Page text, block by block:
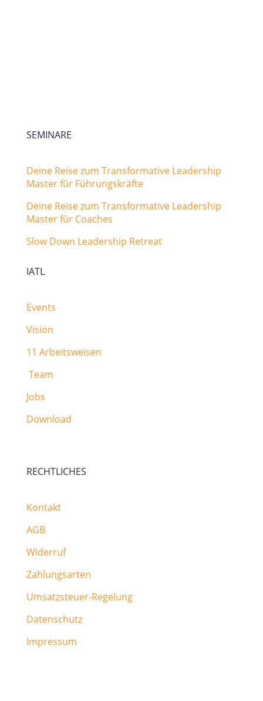
SEMINARE
Deine Reise zum Transformative Leadership
Master für Führungskräfte
Deine Reise zum Transformative Leadership
Master für Coaches
Slow Down Leadership Retreat
IATL
Events
Vision
11 Arbeitsweisen
Team
Jobs
Download
RECHTLICHES
Kontakt
AGB
Widerruf
Zahlungsarten
Umsatzsteuer-Regelung
Datenschutz
Impressum